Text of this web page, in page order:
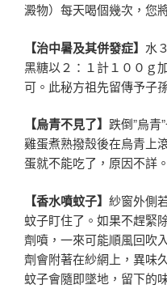
澱物）每天喝個幾次，您
【治中暑及其併發症】 水
黑糖以２：１計１００ｇ
可。此秘方祖先留傳予子
【烏青不見了】 跌倒”烏青
雞蛋煮熟撥殼後在烏青上
蛋就不能吃了，原因不詳。
【香水噴蚊子】 紗窗外側
蚊子盯住了。如果不趕緊
劑噴，一來可能順風回吹
劑會附著在紗網上，異味
蚊子會隨即墜地，留下的